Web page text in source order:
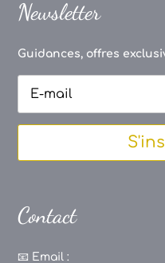
Newsletter
Guidances, offres
Contact
📧 Email :